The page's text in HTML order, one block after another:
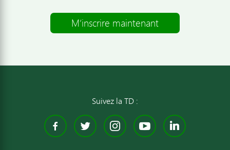
M’inscrire maintenant
Suivez la TD :
Facebook
TwitterInstagram
YouTube